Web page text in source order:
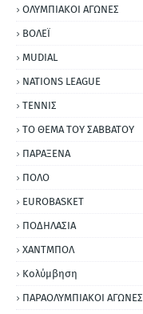
ΟΛΥΜΠΙΑΚΟΙ ΑΓΩΝΕΣ
ΒΟΛΕΪ
MUDIAL
NATIONS LEAGUE
ΤΕΝΝΙΣ
ΤΟ ΘΕΜΑ ΤΟΥ ΣΑΒΒΑΤΟΥ
ΠΑΡΑΞΕΝΑ
ΠΟΛΟ
EUROBASKET
ΠΟΔΗΛΑΣΙΑ
ΧΑΝΤΜΠΟΛ
Κολύμβηση
ΠΑΡΑΟΛΥΜΠΙΑΚΟΙ ΑΓΩΝΕΣ